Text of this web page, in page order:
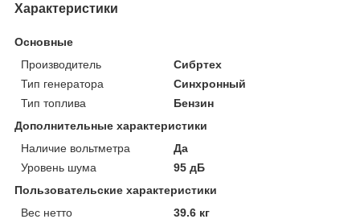
Характеристики
Основные
Производитель
Сибртех
Тип генератора
Синхронный
Тип топлива
Бензин
Дополнительные характеристики
Наличие вольтметра
Да
Уровень шума
95 дБ
Пользовательские характеристики
Вес нетто
39.6 кг